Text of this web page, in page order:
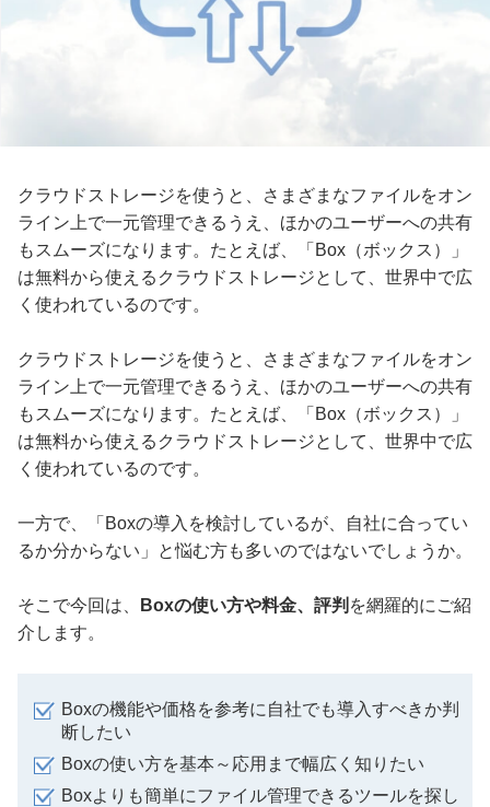
クラウドストレージを使うと、さまざまなファイルをオン
ライン上で一元管理できるうえ、ほかのユーザーへの共有
もスムーズになります。たとえば、「Box（ボックス）」
は無料から使えるクラウドストレージとして、世界中で広
く使われているのです。
クラウドストレージを使うと、さまざまなファイルをオン
ライン上で一元管理できるうえ、ほかのユーザーへの共有
もスムーズになります。たとえば、「Box（ボックス）」
は無料から使えるクラウドストレージとして、世界中で広
く使われているのです。
一方で、「Boxの導入を検討しているが、自社に合ってい
るか分からない」と悩む方も多いのではないでしょうか。
そこで今回は、 Boxの使い方や料金、評判 を網羅的にご紹
介します。
Boxの機能や価格を参考に自社でも導入すべきか判
断したい
Boxの使い方を基本～応用まで幅広く知りたい
Boxよりも簡単にファイル管理できるツールを探し